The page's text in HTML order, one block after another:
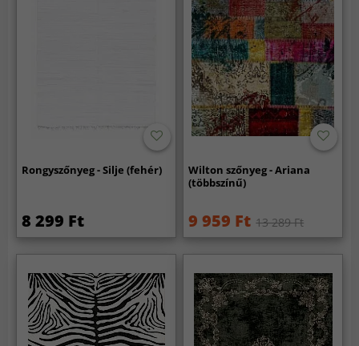
Rongyszőnyeg - Silje (fehér)
8 299 Ft
Wilton szőnyeg - Ariana
(többszínű)
9 959 Ft 13 289 Ft